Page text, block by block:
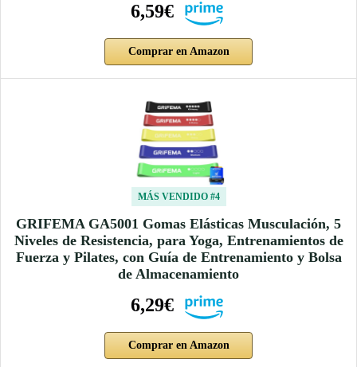
6,59€
Comprar en Amazon
MÁS VENDIDO #4
GRIFEMA GA5001 Gomas Elásticas Musculación, 5
Niveles de Resistencia, para Yoga, Entrenamientos de
Fuerza y Pilates, con Guía de Entrenamiento y Bolsa
de Almacenamiento
6,29€
Comprar en Amazon